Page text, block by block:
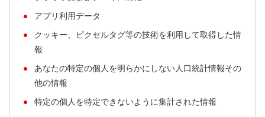
アプリ利用データ
クッキー、ピクセルタグ等の技術を利用して取得した情
報
あなたの特定の個人を明らかにしない人口統計情報その
他の情報
特定の個人を特定できないように集計された情報